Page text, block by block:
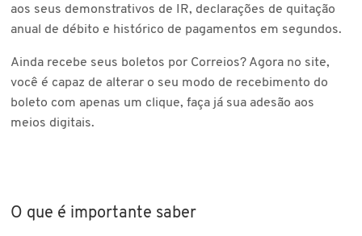
aos seus demonstrativos de IR, declarações de quitação
anual de débito e histórico de pagamentos em segundos.
Ainda recebe seus boletos por Correios? Agora no site,
você é capaz de alterar o seu modo de recebimento do
boleto com apenas um clique, faça já sua adesão aos
meios digitais.
O que é importante saber